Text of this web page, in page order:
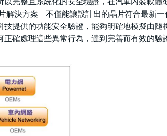
解決方案，不僅能讓設計出的晶片符合最新一
技提供的功能安全驗證，能夠明確地模擬由隨
確處理這些異常行為，達到完善而有效的驗